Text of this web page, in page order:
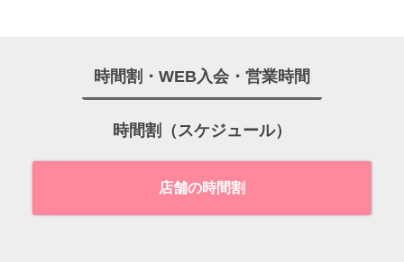
時間割・WEB入会・営業時間
時間割（スケジュール）
店舗の時間割